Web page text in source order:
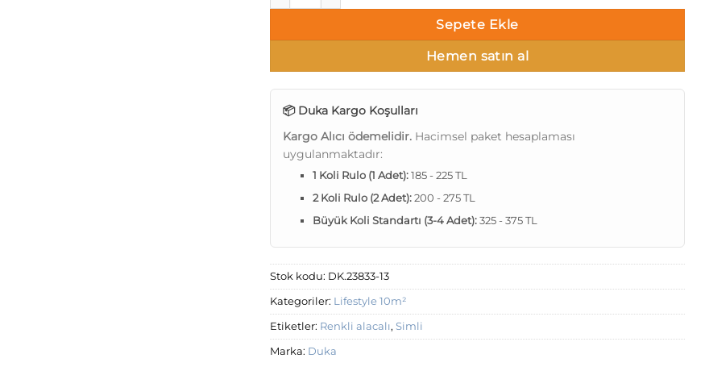
Sepete Ekle
Hemen satın al
📦 Duka Kargo Koşulları
Kargo Alıcı ödemelidir. Hacimsel paket hesaplaması
uygulanmaktadır:
1 Koli Rulo (1 Adet):185 - 225 TL
2 Koli Rulo (2 Adet):200 - 275 TL
Büyük Koli Standartı (3-4 Adet):325 - 375 TL
Stok kodu: DK.23833-13
Kategoriler: Lifestyle 10m²
Etiketler: Renkli alacalı, Simli
Marka: Duka